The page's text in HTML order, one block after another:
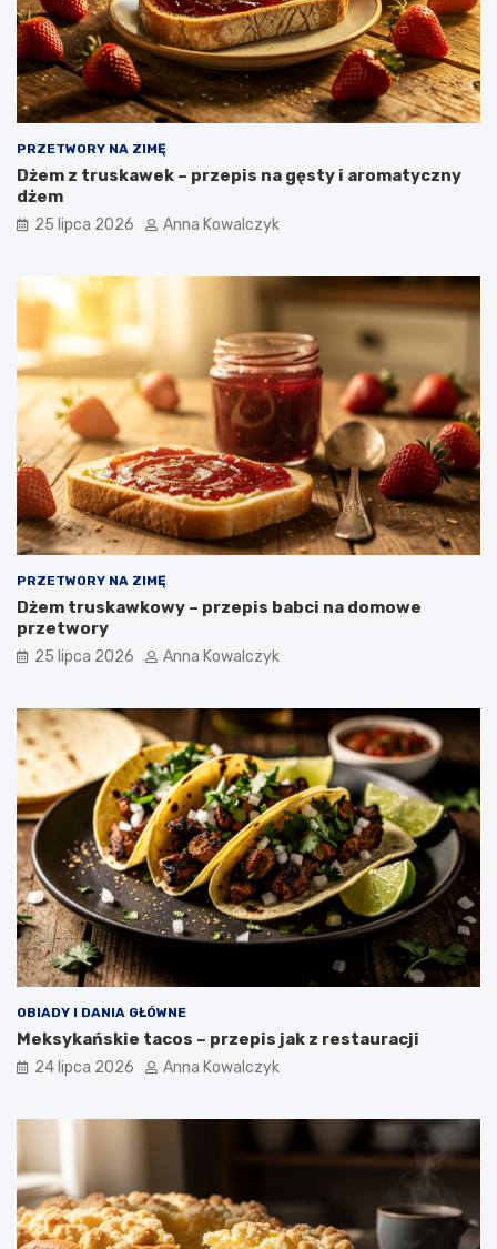
PRZETWORY NA ZIMĘ
Dżem z truskawek – przepis na gęsty i aromatyczny
dżem
25 lipca 2026 Anna Kowalczyk
PRZETWORY NA ZIMĘ
Dżem truskawkowy – przepis babci na domowe
przetwory
25 lipca 2026 Anna Kowalczyk
OBIADY I DANIA GŁÓWNE
Meksykańskie tacos – przepis jak z restauracji
24 lipca 2026 Anna Kowalczyk